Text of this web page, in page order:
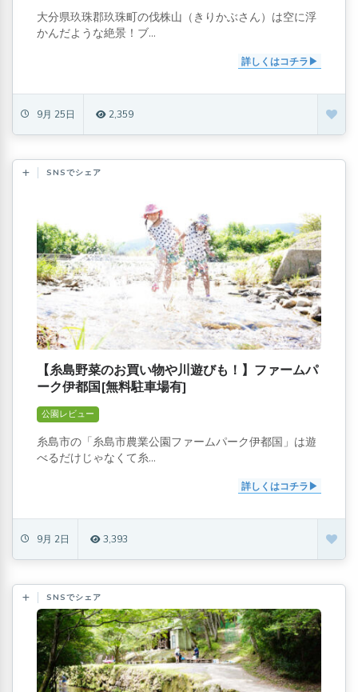
大分県玖珠郡玖珠町の伐株山（きりかぶさん）は空に浮
かんだような絶景！ブ...
詳しくはコチラ
9月 25日 2,359
SNSでシェア
【糸島野菜のお買い物や川遊びも！】ファームパ
ーク伊都国[無料駐車場有]
公園レビュー
糸島市の「糸島市農業公園ファームパーク伊都国」は遊
べるだけじゃなくて糸...
詳しくはコチラ
9月 2日 3,393
SNSでシェア